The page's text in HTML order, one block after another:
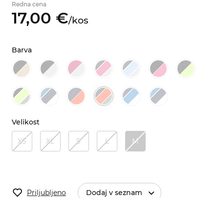
Redna cena
17,00 €/kos
Barva
Velikost
XS XL S L M
Priljubljeno Dodaj v seznam